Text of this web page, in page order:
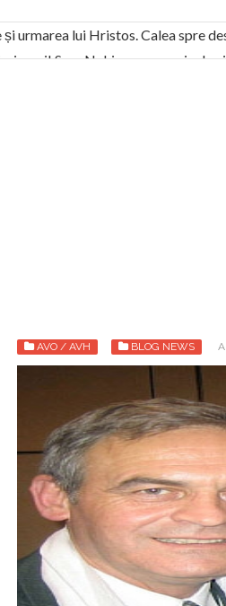
și urmarea lui Hristos. Calea spre
mari! Sara Nukina are nevoie de
AVO / AVH BLOG NEWS